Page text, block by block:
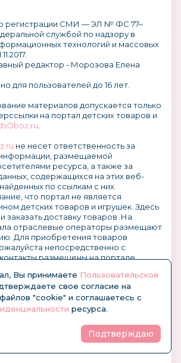
регистрации СМИ — ЭЛ № ФС 77–
службой по надзору в
технологий и массовых
редактор - Морозова Елена
для пользователей до 16 лет.
материалов допускается только
на портал детских товаров и
не несет ответственность за
размещаемой
ресурса, а также за
содержащихся на этих веб-
по ссылкам с них.
что портал не является
детских товаров и игрушек. Здесь
заказать доставку товаров. На
отраслевые операторы размещают
Для приобретения товаров
непосредственно с
размещены на портале.
Вы принимаетеПользовательское
свое согласие на
"куки" и соглашаетесь с
ресурса.
и рекламы на портале
Вы принимаете Пользовательское
свое согласие на
"cookie" и соглашаетесь с
ресурса.
Подтверждаю